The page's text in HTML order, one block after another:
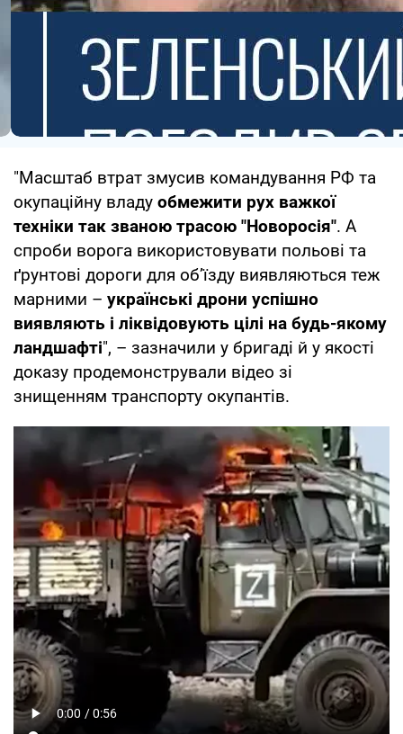
"Масштаб втрат змусив командування РФ та
окупаційну владу обмежити рух важкої
техніки так званою трасою "Новоросія". А
спроби ворога використовувати польові та
ґрунтові дороги для об’їзду виявляються теж
марними – українські дрони успішно
виявляють і ліквідовують цілі на будь-якому
ландшафті", – зазначили у бригаді й у якості
доказу продемонстрували відео зі
знищенням транспорту окупантів.